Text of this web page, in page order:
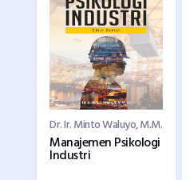
Dr. Ir. Minto Waluyo, M.M.
Manajemen Psikologi
Industri